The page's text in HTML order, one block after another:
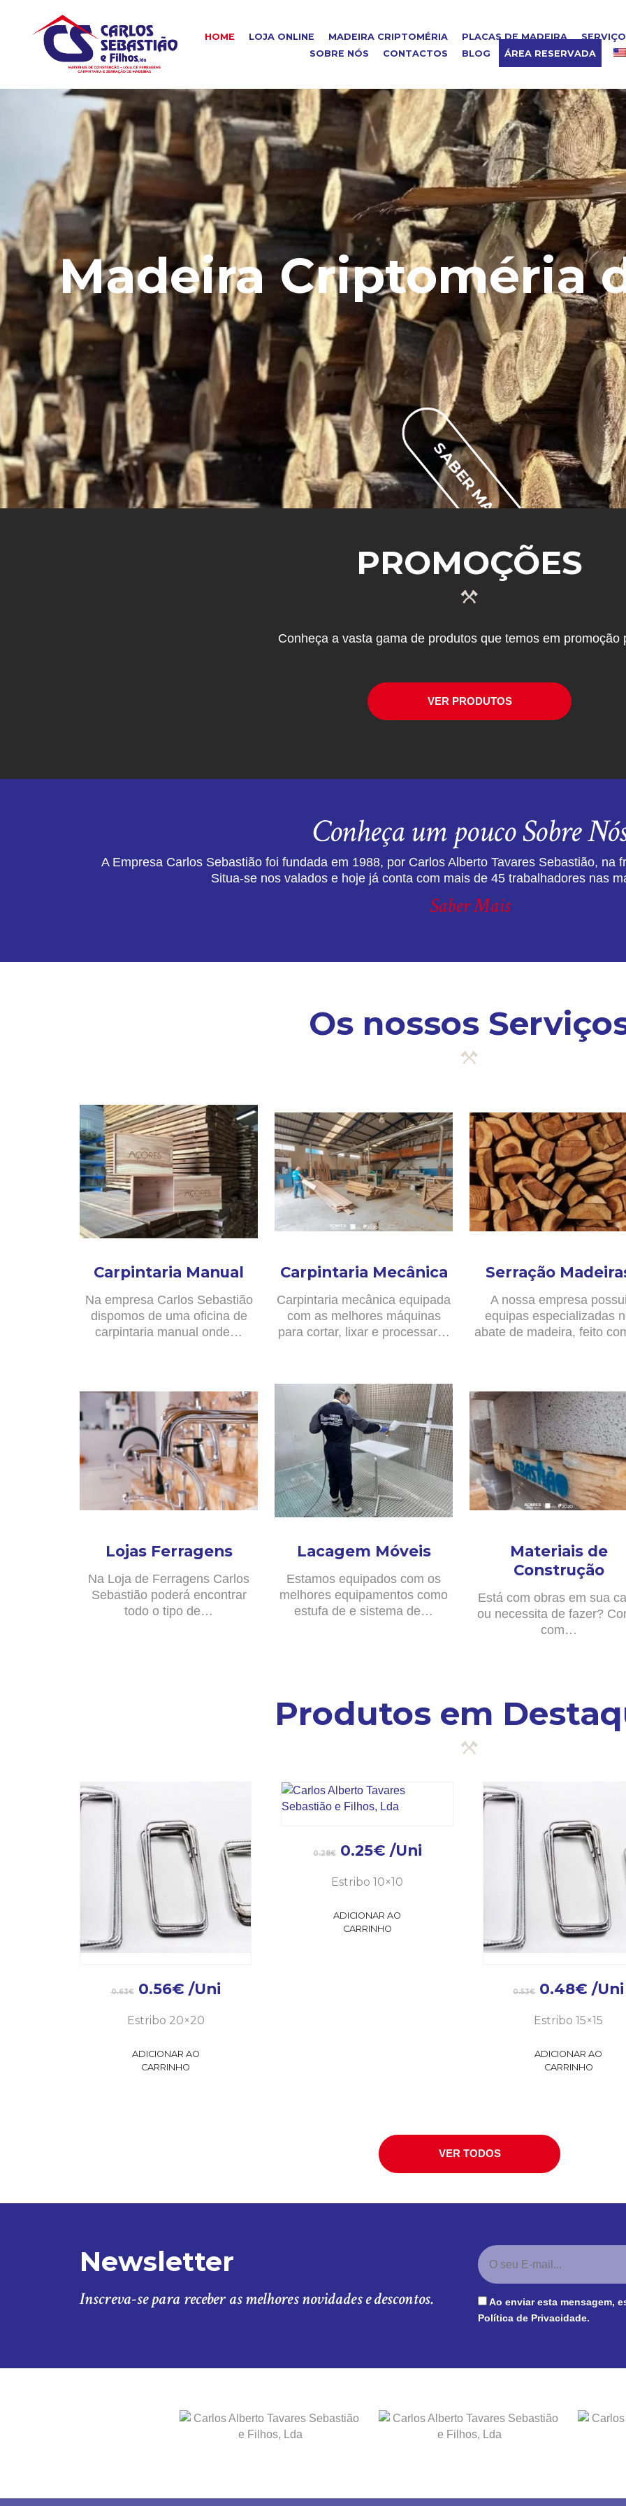
HOME LOJA ONLINE MADEIRA CRIPTOMÉRIA PLACAS DE MADEIRA
SOBRE NÓS
CONTACTOS BLOG ÁREA RESERVADA
Madeira Criptoméria
SABER MAIS
PROMOÇÕES
Conheça a vasta gama de produtos que temos em promoção
VER PRODUTOS
Conheça um pouco Sobre
A Empresa Carlos Sebastião foi fundada em 1988, por Carlos Alberto Tavares Sebastião, na
Situa-se nos valados e hoje já conta com mais de 45 trabalhadores nas
Saber Mais
Os nossos
Carpintaria Manual
Na empresa Carlos Sebastião
dispomos de uma oficina de
carpintaria manual onde…
Carpintaria Mecânica
Carpintaria mecânica equipada
com as melhores máquinas
para cortar, lixar e processar…
Serração
A nossa empresa
equipas especializadas
abate de madeira, feito
Lojas Ferragens
Na Loja de Ferragens Carlos
Sebastião poderá encontrar
todo o tipo de…
Lacagem Móveis
Estamos equipados com os
melhores equipamentos como
estufa de e sistema de…
Materiais de
Construção
Está com obras em sua
ou necessita de fazer?
com…
Produtos em
0.63€ 0.56€ /Uni
Estribo 20×20
ADICIONAR AO
CARRINHO
0.28€ 0.25€ /Uni
Estribo 10×10
ADICIONAR AO
CARRINHO
0.53€ 0.48€ /Uni
Estribo 15×15
ADICIONAR AO
CARRINHO
VER TODOS
Newsletter
Inscreva-se para receber as melhores novidades e descontos.
Ao enviar esta mensagem,
Política de Privacidade.